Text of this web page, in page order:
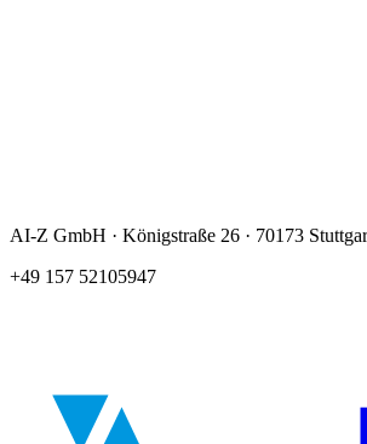
AI-Z GmbH · Königstraße 26 · 70173
+49 157 52105947